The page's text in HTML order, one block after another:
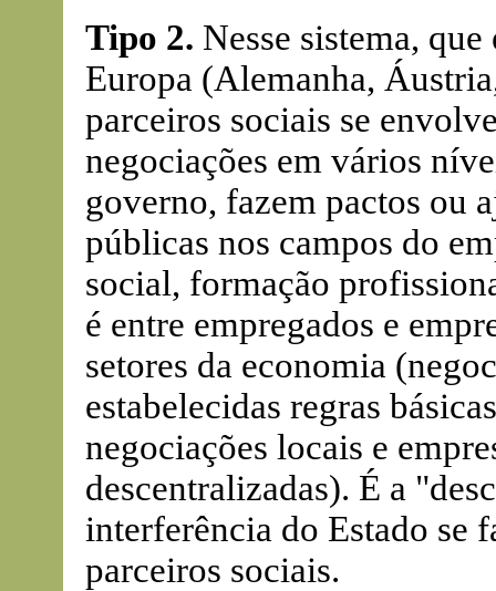
Tipo 2. Nesse sistema,
Europa (Alemanha,
parceiros sociais se
negociações em vários
governo, fazem pactos ou
públicas nos campos do
social, formação
é entre empregados e
setores da economia
estabelecidas regras
negociações locais e
descentralizadas). É a
interferência do Estado se
parceiros sociais.